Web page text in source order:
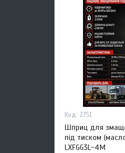
2751
Шприц для
під тиском
LXFGG3L-4M